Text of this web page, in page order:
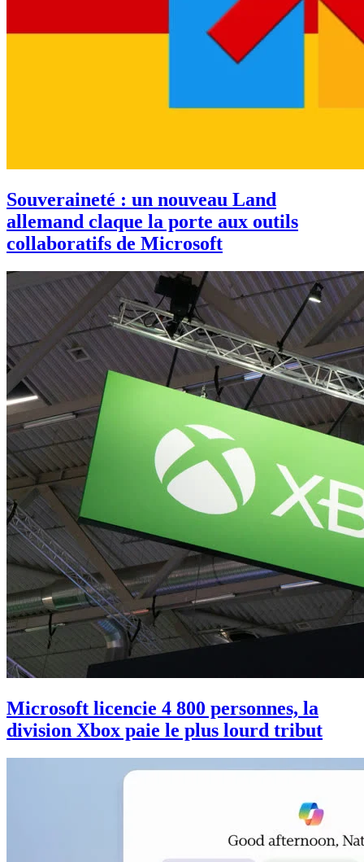
Souveraineté : un nouveau Land
allemand claque la porte aux outils
collaboratifs de Microsoft
Microsoft licencie 4 800 personnes, la
division Xbox paie le plus lourd tribut